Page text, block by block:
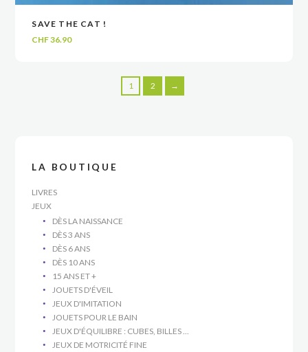
SAVE THE CAT !
CHF36.90
1 2 →
LA BOUTIQUE
LIVRES
JEUX
DÈS LA NAISSANCE
DÈS 3 ANS
DÈS 6 ANS
DÈS 10 ANS
15 ANS ET +
JOUETS D'ÉVEIL
JEUX D'IMITATION
JOUETS POUR LE BAIN
JEUX D'ÉQUILIBRE : CUBES, BILLES ...
JEUX DE MOTRICITÉ FINE